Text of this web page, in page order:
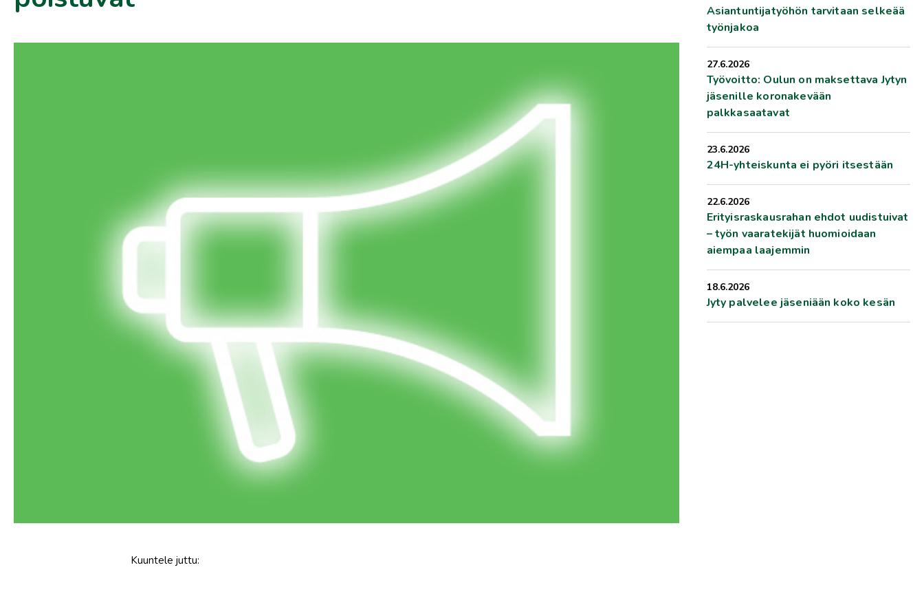
Kuuntele juttu:
Asiantuntijatyöhön tarvitaan selkeää
työnjakoa
27.6.2026
Työvoitto: Oulun on maksettava Jytyn
jäsenille koronakevään
palkkasaatavat
23.6.2026
24H-yhteiskunta ei pyöri itsestään
22.6.2026
Erityisraskausrahan ehdot uudistuivat
– työn vaaratekijät huomioidaan
aiempaa laajemmin
18.6.2026
Jyty palvelee jäseniään koko kesän